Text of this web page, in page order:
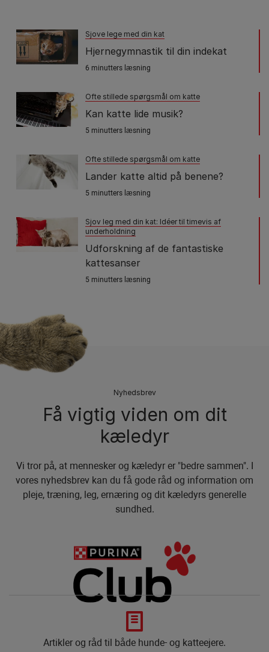
Sjove lege med din kat
Hjernegymnastik til din indekat
6 minutters læsning
Ofte stillede spørgsmål om katte
Kan katte lide musik?
5 minutters læsning
Ofte stillede spørgsmål om katte
Lander katte altid på benene?
5 minutters læsning
Sjov leg med din kat: Idéer til timevis af
underholdning
Udforskning af de fantastiske
kattesanser
5 minutters læsning
Nyhedsbrev
Få vigtig viden om dit
kæledyr
Vi tror på, at mennesker og kæledyr er "bedre sammen". I
vores nyhedsbrev kan du få gode råd og information om
pleje, træning, leg, ernæring og dit kæledyrs generelle
sundhed.
Artikler og råd til både hunde- og katteejere.